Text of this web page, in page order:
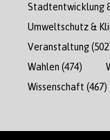
Stadtentwicklung
Umweltschutz &
Veranstaltung
Wahlen (474)
Wissenschaft (467)